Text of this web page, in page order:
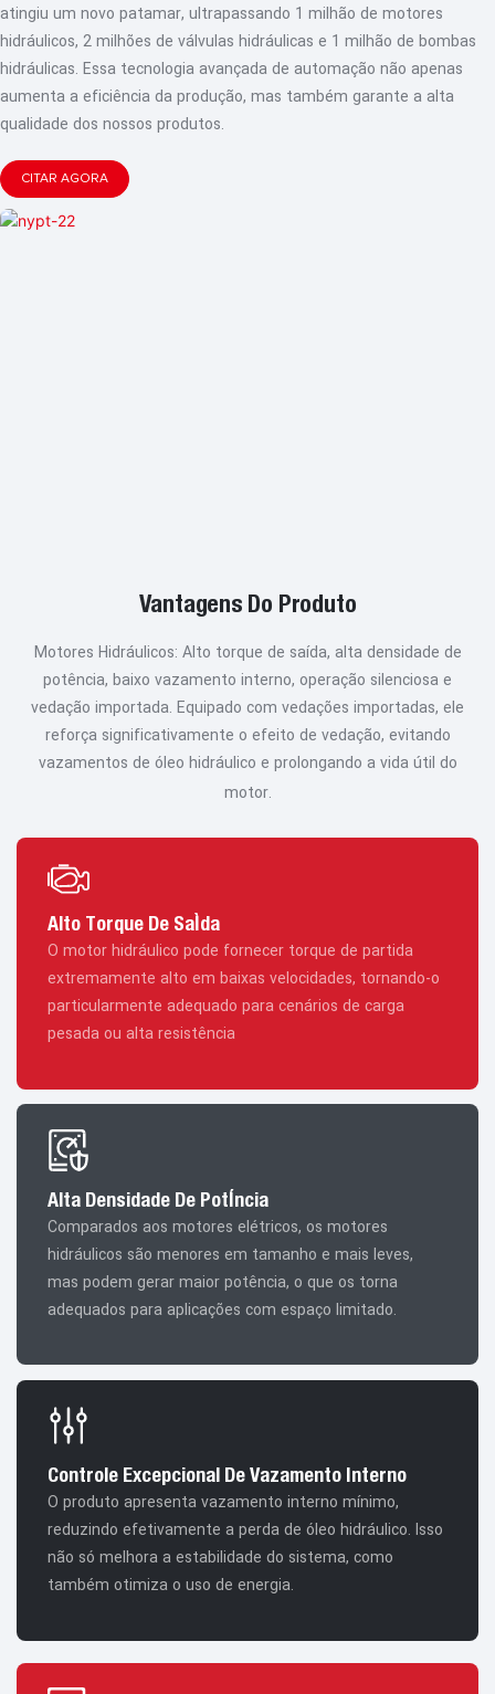
atingiu um novo patamar, ultrapassando 1 milhão de motores
hidráulicos, 2 milhões de válvulas hidráulicas e 1 milhão de bombas
hidráulicas. Essa tecnologia avançada de automação não apenas
aumenta a eficiência da produção, mas também garante a alta
qualidade dos nossos produtos.
CITAR AGORA
Vantagens Do Produto
Motores Hidráulicos: Alto torque de saída, alta densidade de
potência, baixo vazamento interno, operação silenciosa e
vedação importada. Equipado com vedações importadas, ele
reforça significativamente o efeito de vedação, evitando
vazamentos de óleo hidráulico e prolongando a vida útil do
motor.
Alto Torque De Saída
O motor hidráulico pode fornecer torque de partida
extremamente alto em baixas velocidades, tornando-o
particularmente adequado para cenários de carga
pesada ou alta resistência
Alta Densidade De Potência
Comparados aos motores elétricos, os motores
hidráulicos são menores em tamanho e mais leves,
mas podem gerar maior potência, o que os torna
adequados para aplicações com espaço limitado.
Controle Excepcional De Vazamento Interno
O produto apresenta vazamento interno mínimo,
reduzindo efetivamente a perda de óleo hidráulico. Isso
não só melhora a estabilidade do sistema, como
também otimiza o uso de energia.